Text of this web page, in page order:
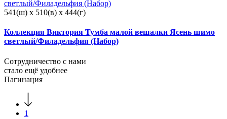
541(ш) x 510(в) x 444(г)
Коллекция Виктория Тумба малой вешалки Ясень шимо
светлый/Филадельфия (Набор)
Сотрудничество с нами
стало ещё удобнее
Пагинация
1